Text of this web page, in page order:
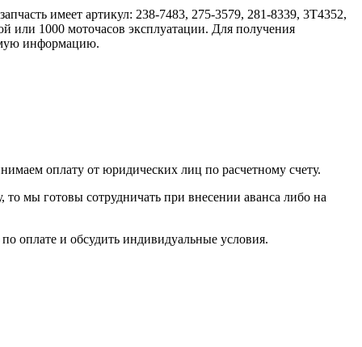
имеет артикул: 238-7483, 275-3579, 281-8339, 3T4352,
или 1000 моточасов эксплуатации. Для получения
информацию.
оплату от юридических лиц по расчетному счету.
то мы готовы сотрудничать при внесении аванса либо на
оплате и обсудить индивидуальные условия.